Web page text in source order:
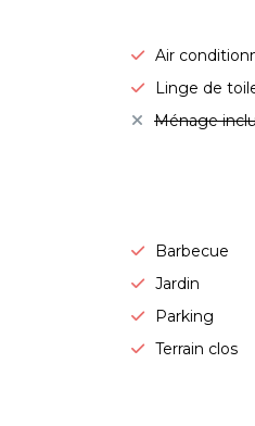
Air
Linge de
Ménage
Barbecue
Jardin
Parking
Terrain clos